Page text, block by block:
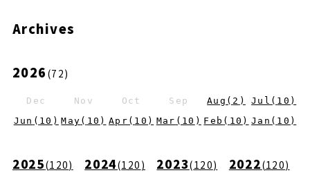
Archives
2026 (72)
Dec Nov Oct Sep Aug ( 2 ) Jul ( 10 )
Jun ( 10 ) May ( 10 ) Apr ( 10 ) Mar ( 10 ) Feb ( 10 ) Jan ( 10 )
2025(120) 2024(120 ) 2023(120) 2022(120)